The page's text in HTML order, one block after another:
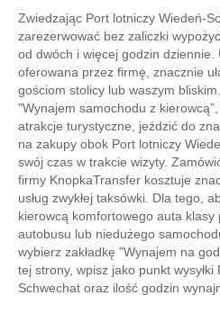
Zwiedzając Port lotniczy Wiedeń-
zarezerwować bez zaliczki
od dwóch i więcej godzin dziennie.
oferowana przez firmę, znacznie
gościom stolicy lub waszym
"Wynajem samochodu z
atrakcje turystyczne, jeździć do
na zakupy obok Port lotniczy
swój czas w trakcie wizyty.
firmy KnopkaTransfer kosztuje
usług zwykłej taksówki. Dla tego,
kierowcą komfortowego auta klasy
autobusu lub niedużego
wybierz zakładkę "Wynajem na
tej strony, wpisz jako punkt
Schwechat oraz ilość godzin